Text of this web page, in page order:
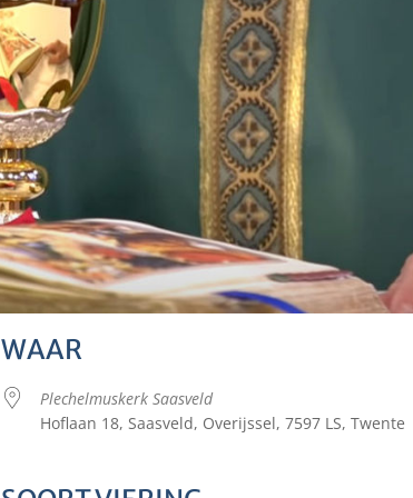
WAAR
Plechelmuskerk Saasveld
Hoflaan 18, Saasveld, Overijssel, 7597 LS, Twente